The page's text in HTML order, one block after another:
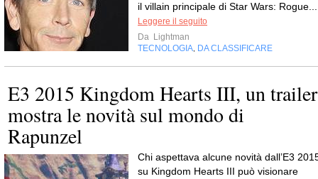
il villain principale di Star Wars: Rogue...
Leggere il seguito
Da Lightman
TECNOLOGIA DA CLASSIFICARE
E3 2015 Kingdom Hearts III, un trailer
mostra le novità sul mondo di
Rapunzel
Chi aspettava alcune novità dall’E3
su Kingdom Hearts III può visionare